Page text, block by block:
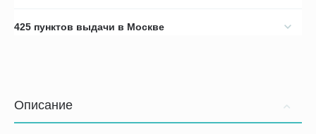
425 пунктов выдачи в Москве
Описание